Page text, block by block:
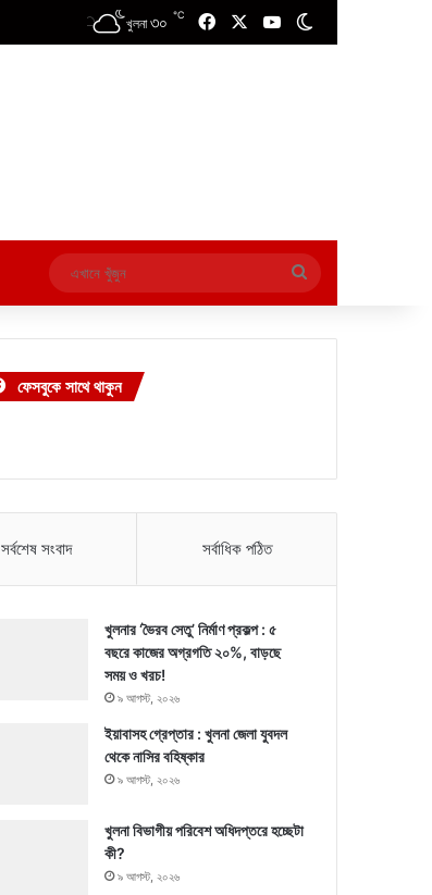
খুলনা ৩০ ℃ FacebookYouTube
এখানে
খুঁজুন
ফেসবুকে সাথে থাকুন
সর্বশেষ সংবাদ সর্বাধিক পঠিত
খুলনার ‘ভৈরব সেতু’ নির্মাণ প্রকল্প : ৫
বছরে কাজের অগ্রগতি ২০%, বাড়ছে
সময় ও খরচ!
৯ আগস্ট, ২০২৬
ইয়াবাসহ গ্রেপ্তার : খুলনা জেলা যুবদল
থেকে নাসির বহিষ্কার
৯ আগস্ট, ২০২৬
খুলনা বিভাগীয় পরিবেশ অধিদপ্তরে হচ্ছেটা
কী?
৯ আগস্ট, ২০২৬